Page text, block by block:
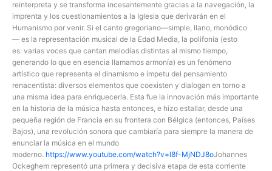
reinterpreta y se transforma incesantemente gracias a la navegación, la
imprenta y los cuestionamientos a la Iglesia que derivarán en el
Humanismo por venir. Si el canto gregoriano—simple, llano, monódico
— es la representación musical de la Edad Media, la polifonía (esto
es: varias voces que cantan melodías distintas al mismo tiempo,
generando lo que en esencia llamamos armonía) es un fenómeno
artístico que representa el dinamismo e ímpetu del pensamiento
renacentista: diversos elementos que coexisten y dialogan en torno a
una misma idea para enriquecerla. Esta fue la innovación más importante
en la historia de la música hasta entonces, e hizo estallar, desde una
pequeña región de Francia en su frontera con Bélgica (entonces, Países
Bajos), una revolución sonora que cambiaría para siempre la manera de
enunciar la música en el mundo
moderno. https://www.youtube.com/watch?v=l8f-MjNDJ8oJohannes
Ockeghem representó una primera y decisiva etapa de esta corriente